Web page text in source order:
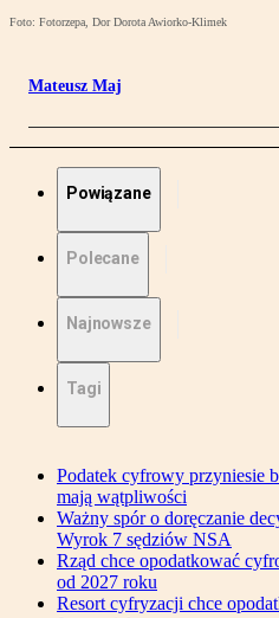
Foto: Fotorzepa, Dor Dorota Awiorko-Klimek
Mateusz Maj
Powiązane
Polecane
Najnowsze
Tagi
Podatek cyfrowy przyniesie
mają wątpliwości
Ważny spór o doręczanie
Wyrok 7 sędziów NSA
Rząd chce opodatkować
od 2027 roku
Resort cyfryzacji chce